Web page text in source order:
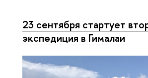
23 сентября стартует
экспедиция в Гималаи